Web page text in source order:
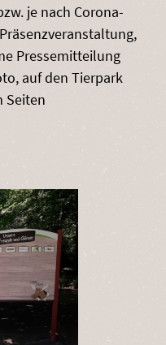
je nach Corona-
Pressemitteilung
auf den Tierpark
Seiten